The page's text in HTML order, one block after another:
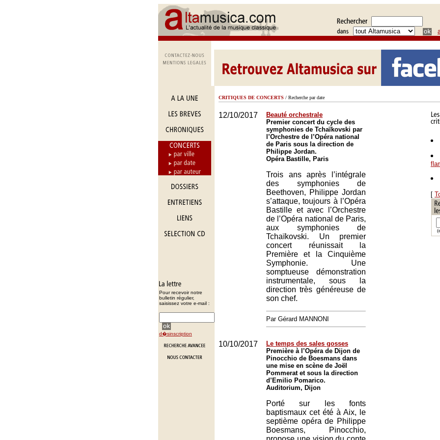
Pour recevoir notre
bulletin régulier,
saisissez votre e-mail :
d�sinscription
CRITIQUES DE CONCERTS / Recherche par date
12/10/2017
Beauté orchestrale
Premier concert du cycle des
symphonies de Tchaïkovski par
l’Orchestre de l’Opéra national
de Paris sous la direction de
Philippe Jordan.
Opéra Bastille, Paris
Trois ans après l’intégrale
des symphonies de
Beethoven, Philippe Jordan
s’attaque, toujours à l’Opéra
Bastille et avec l’Orchestre
de l’Opéra national de Paris,
aux symphonies de
Tchaïkovski. Un premier
concert réunissait la
Première et la Cinquième
Symphonie. Une
somptueuse démonstration
instrumentale, sous la
direction très généreuse de
son chef.
Par Gérard MANNONI
10/10/2017
Le temps des sales gosses
Première à l’Opéra de Dijon de
Pinocchio de Boesmans dans
une mise en scène de Joël
Pommerat et sous la direction
d’Emilio Pomarico.
Auditorium, Dijon
Porté sur les fonts
baptismaux cet été à Aix, le
septième opéra de Philippe
Boesmans, Pinocchio,
[